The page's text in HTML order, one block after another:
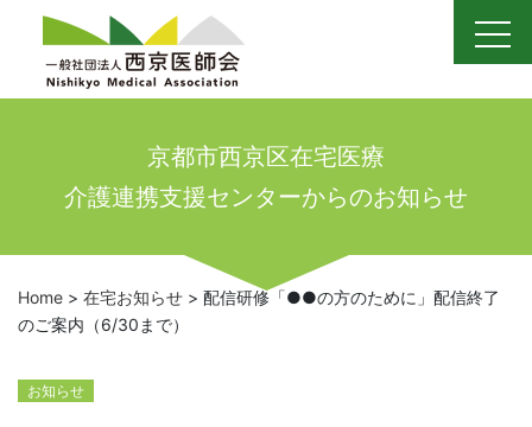
content
京都市西京区在宅医療
介護連携支援センターからのお知らせ
Home > 在宅お知らせ > 配信研修「●●の方のために」配信終了
のご案内（6/30まで）
お知らせ